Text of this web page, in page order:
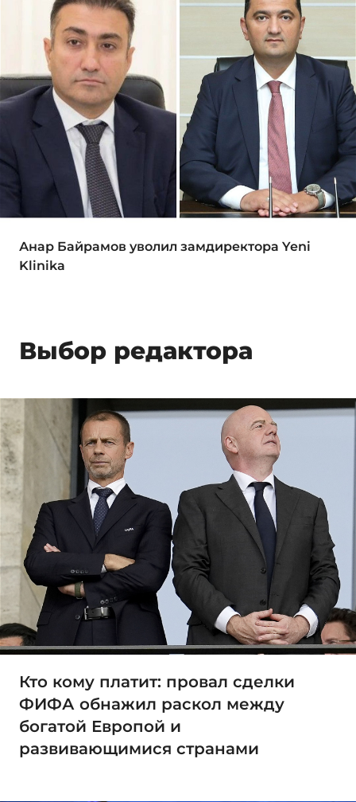
Анар Байрамов уволил замдиректора Yeni
Klinika
Выбор редактора
Кто кому платит: провал сделки
ФИФА обнажил раскол между
богатой Европой и
развивающимися странами